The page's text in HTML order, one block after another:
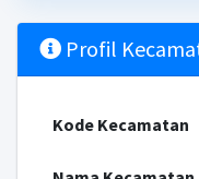
Profil
Kode Kecamatan